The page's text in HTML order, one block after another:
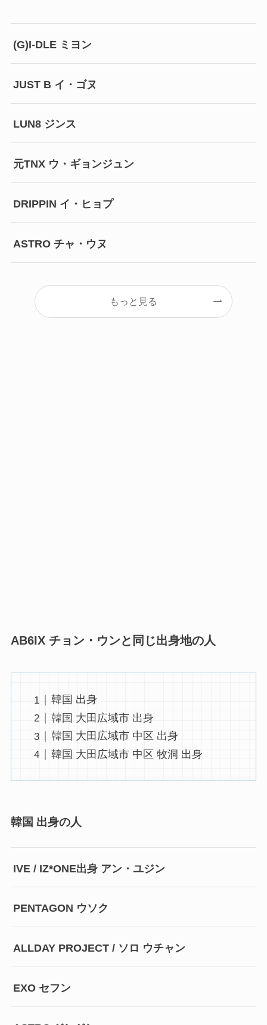
(G)I-DLE ミヨン
JUST B イ・ゴヌ
LUN8 ジンス
元TNX ウ・ギョンジュン
DRIPPIN イ・ヒョプ
ASTRO チャ・ウヌ
もっと見る
AB6IX チョン・ウンと同じ出身地の人
韓国 出身
韓国 大田広域市 出身
韓国 大田広域市 中区 出身
韓国 大田広域市 中区 牧洞 出身
韓国 出身の人
IVE / IZ*ONE出身 アン・ユジン
PENTAGON ウソク
ALLDAY PROJECT / ソロ ウチャン
EXO セフン